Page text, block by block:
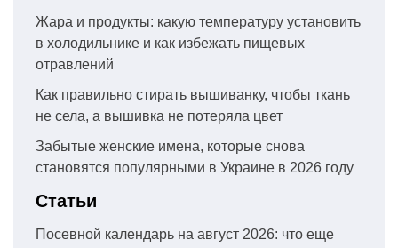
Жара и продукты: какую температуру установить
в холодильнике и как избежать пищевых
отравлений
Как правильно стирать вышиванку, чтобы ткань
не села, а вышивка не потеряла цвет
Забытые женские имена, которые снова
становятся популярными в Украине в 2026 году
Статьи
Посевной календарь на август 2026: что еще